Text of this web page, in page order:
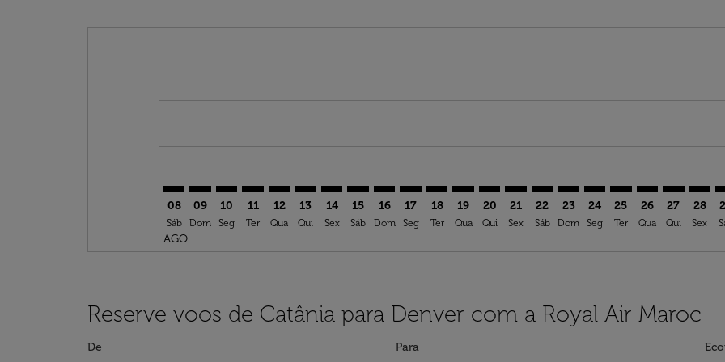
08
Sáb
AGO
09
Dom
10
Seg
11
Ter
12
Qua
13
Qui
14
Sex
15
Sáb
16
Dom
17
Seg
18
Ter
19
Qua
20
Qui
CTA–DEN: cmp-view-offers-
21
Sex
CTA–DEN: cmp-view-offers-
22
Sáb
CTA–DEN: cmp-view-
23
Dom
CTA–DEN: cmp-view-
24
Seg
CTA–DEN: cmp-
25
Ter
CTA–DEN:
26
Qua
27
Qui
28
Sex
Reserve voos de Catânia para Denver com a Royal Air Maroc
De Para